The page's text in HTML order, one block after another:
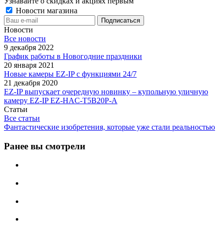
Новости магазина
Новости
Все новости
9 декабря 2022
График работы в Новогодние праздники
20 января 2021
Новые камеры EZ-IP с функциями 24/7
21 декабря 2020
EZ-IP выпускает очередную новинку – купольную уличную
камеру EZ-IP EZ-HAC-T5B20P-A
Статьи
Все статьи
Фантастические изобретения, которые уже стали реальностью
Ранее вы смотрели